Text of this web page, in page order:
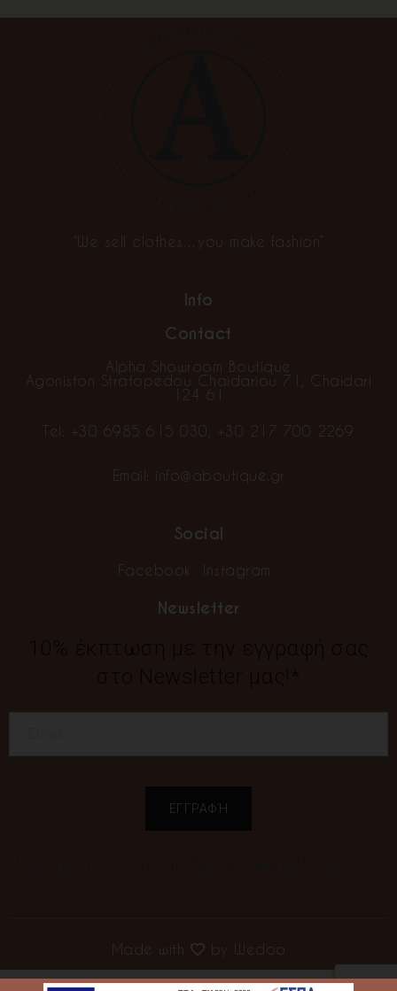
“We sell clothes…you make fashion”
Info
Contact
Alpha Showroom Boutique
Agoniston Stratopedou Chaidariou 71, Chaidari
124 61
Tel: +30 6985 615 030 +30 217 700 2269
Email: info@aboutique.gr
Social
Facebook Instagram
Newsletter
Made with by Wedoo